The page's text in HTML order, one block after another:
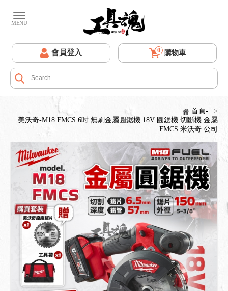
會員登入 0 購物車
首頁-
>
美沃奇-M18 FMCS 6吋 無刷金屬圓鋸機 18V 圓鋸機 切斷機 金屬
FMCS 米沃奇 公司